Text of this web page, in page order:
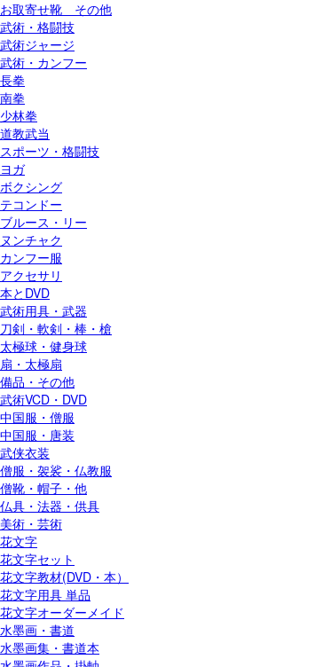
お取寄せ靴 その他
武術・格闘技
武術ジャージ
武術・カンフー
長拳
南拳
少林拳
道教武当
スポーツ・格闘技
ヨガ
ボクシング
テコンドー
ブルース・リー
ヌンチャク
カンフー服
アクセサリ
本とDVD
武術用具・武器
刀剣・軟剣・棒・槍
太極球・健身球
扇・太極扇
備品・その他
武術VCD・DVD
中国服・僧服
中国服・唐装
武侠衣装
僧服・袈裟・仏教服
僧靴・帽子・他
仏具・法器・供具
美術・芸術
花文字
花文字セット
花文字教材(DVD・本）
花文字用具 単品
花文字オーダーメイド
水墨画・書道
水墨画集・書道本